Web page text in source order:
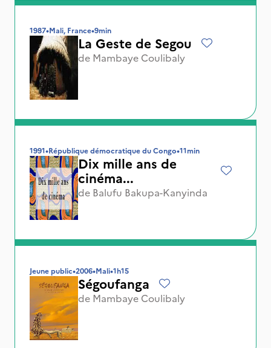
1987•Mali, France•9min
La Geste de Segou
de Mambaye Coulibaly
1991•République démocratique du Congo•11min
Dix mille ans de
cinéma...
de Balufu Bakupa-Kanyinda
Jeune public•2006•Mali•1h15
Ségoufanga
de Mambaye Coulibaly